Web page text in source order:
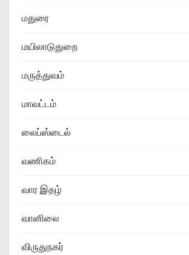
மதுரை
மயிலாடுதுறை
மருத்துவம்
மாவட்டம்
லைப்ஸ்டைல்
வணிகம்
வார இதழ்
வானிலை
விருதுநகர்